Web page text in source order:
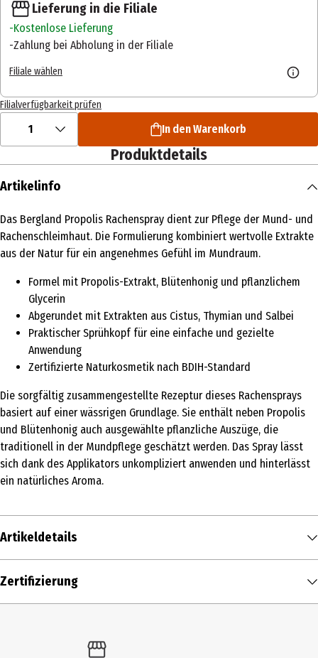
Lieferung in die Filiale
Kostenlose Lieferung
Zahlung bei Abholung in der Filiale
Filiale wählen
Filialverfügbarkeit prüfen
1 In den Warenkorb
Produktdetails
Artikelinfo
Das Bergland Propolis Rachenspray dient zur Pflege der Mund- und
Rachenschleimhaut. Die Formulierung kombiniert wertvolle Extrakte
aus der Natur für ein angenehmes Gefühl im Mundraum.
Formel mit Propolis-Extrakt, Blütenhonig und pflanzlichem
Glycerin
Abgerundet mit Extrakten aus Cistus, Thymian und Salbei
Praktischer Sprühkopf für eine einfache und gezielte
Anwendung
Zertifizierte Naturkosmetik nach BDIH-Standard
Die sorgfältig zusammengestellte Rezeptur dieses Rachensprays
basiert auf einer wässrigen Grundlage. Sie enthält neben Propolis
und Blütenhonig auch ausgewählte pflanzliche Auszüge, die
traditionell in der Mundpflege geschätzt werden. Das Spray lässt
sich dank des Applikators unkompliziert anwenden und hinterlässt
ein natürliches Aroma.
Artikeldetails
Inhalt
Mundwasser & Spray
Zertifizierung